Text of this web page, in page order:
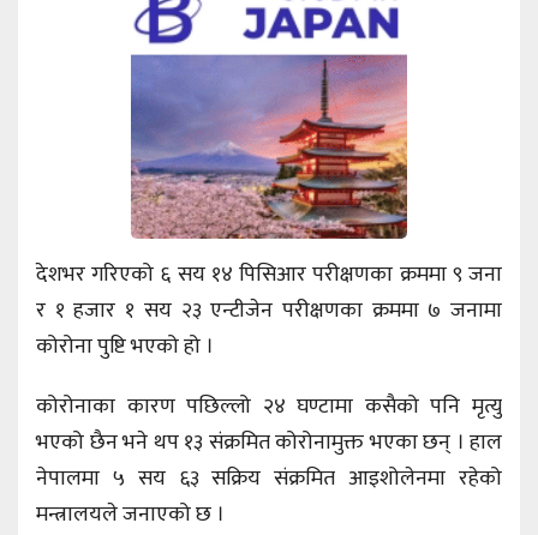
देशभर गरिएको ६ सय १४ पिसिआर परीक्षणका क्रममा ९ जना
र १ हजार १ सय २३ एन्टीजेन परीक्षणका क्रममा ७ जनामा
कोरोना पुष्टि भएको हो ।
कोरोनाका कारण पछिल्लो २४ घण्टामा कसैको पनि मृत्यु
भएको छैन भने थप १३ संक्रमित कोरोनामुक्त भएका छन् । हाल
नेपालमा ५ सय ६३ सक्रिय संक्रमित आइशोलेनमा रहेको
मन्त्रालयले जनाएको छ ।